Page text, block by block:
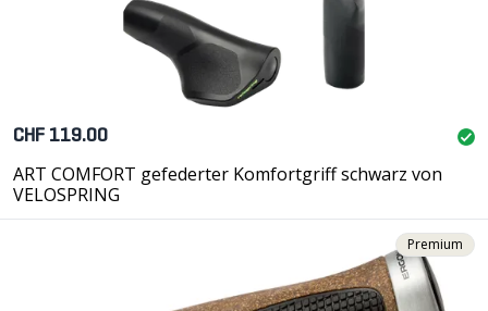
CHF 119.00
ART COMFORT gefederter Komfortgriff schwarz von
VELOSPRING
Premium